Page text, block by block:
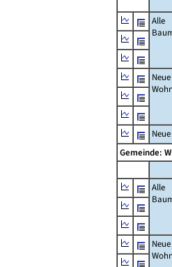
Alle
Neue
Gemeinde:
Alle
Neue